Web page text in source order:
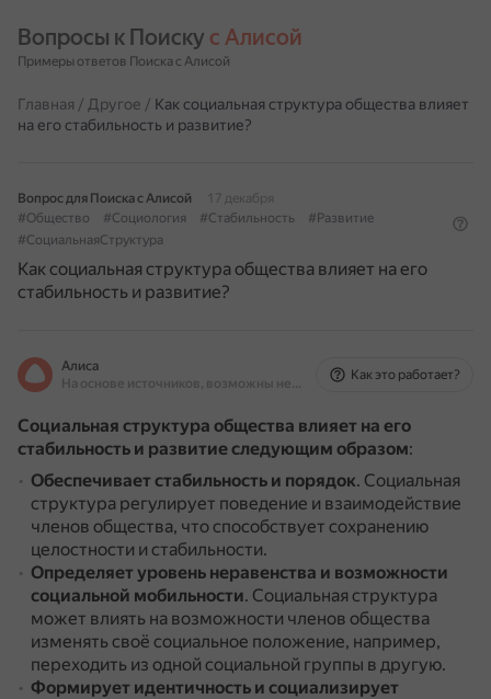
Вопросы к Поиску с Алисой
Примеры ответов Поиска с Алисой
Главная / Другое / Как социальная структура общества влияет
на его стабильность и развитие?
Вопрос для Поиска с Алисой
17 декабря
#Общество
#Социология #Стабильность
#Развитие
#СоциальнаяСтруктура
Как социальная структура общества влияет на его
стабильность и развитие?
Алиса
На основе источников, возможны неточности
Как это работает?
Социальная структура общества влияет на его
стабильность и развитие следующим образом:
Обеспечивает стабильность и порядок. Социальная
структура регулирует поведение и взаимодействие
членов общества, что способствует сохранению
целостности и стабильности.
Определяет уровень неравенства и возможности
социальной мобильности. Социальная структура
может влиять на возможности членов общества
изменять своё социальное положение, например,
переходить из одной социальной группы в другую.
Формирует идентичность и социализирует